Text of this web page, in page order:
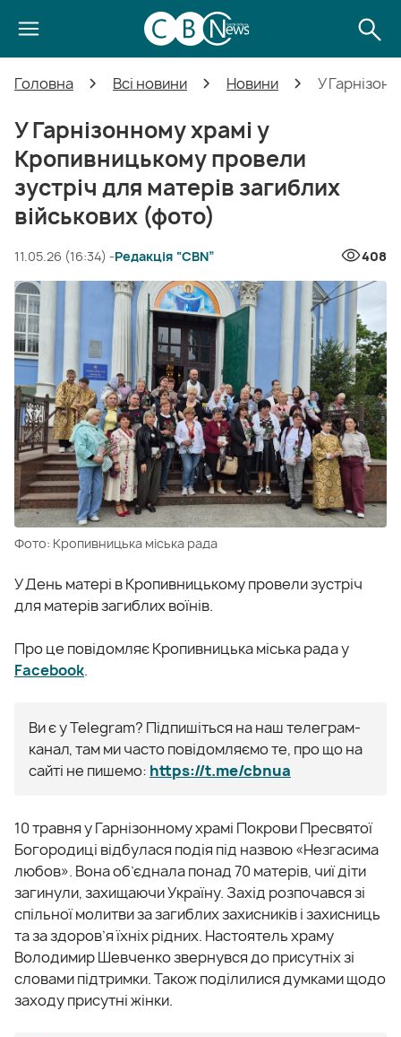
Головна Всі новини Новини У
У Гарнізонному храмі у
Кропивницькому провели
зустріч для матерів загиблих
військових (фото)
11.05.26 (16:34) -Редакція “CBN” 408
Фото: Кропивницька міська рада
У День матері в Кропивницькому провели зустріч
для матерів загиблих воїнів.
Про це повідомляє Кропивницька міська рада у
Facebook.
Ви є у Telegram? Підпишіться на наш телеграм-
канал, там ми часто повідомляємо те, про що на
сайті не пишемо: https://t.me/cbnua
10 травня у Гарнізонному храмі Покрови Пресвятої
Богородиці відбулася подія під назвою «Незгасима
любов». Вона об’єднала понад 70 матерів, чиї діти
загинули, захищаючи Україну. Захід розпочався зі
спільної молитви за загиблих захисників і захисниць
та за здоров’я їхніх рідних. Настоятель храму
Володимир Шевченко звернувся до присутніх зі
словами підтримки. Також поділилися думками щодо
заходу присутні жінки.